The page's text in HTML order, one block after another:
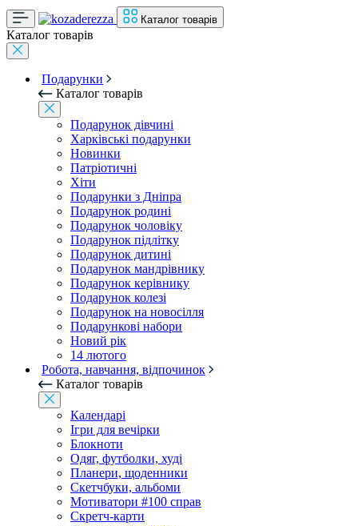
Каталог товарів
Каталог товарів
Подарунки
Каталог товарів
Подарунок дівчині
Харківські подарунки
Новинки
Патріотичні
Хіти
Подарунки з Дніпра
Подарунок родині
Подарунок чоловіку
Подарунок підлітку
Подарунок дитині
Подарунок мандрівнику
Подарунок керівнику
Подарунок колезі
Подарунок на новосілля
Подарункові набори
Новий рік
14 лютого
Робота, навчання, відпочинок
Каталог товарів
Календарі
Ігри для вечірки
Блокноти
Одяг, футболки, худі
Планери, щоденники
Скетчбуки, альбоми
Мотиватори #100 справ
Скретч-карти